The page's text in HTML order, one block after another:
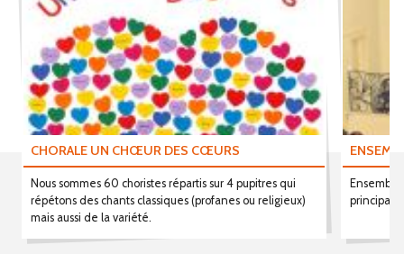
CHORALE UN CHŒUR DES CŒURS
Nous sommes 60 choristes répartis sur 4 pupitres qui
répétons des chants classiques (profanes ou religieux)
mais aussi de la variété.